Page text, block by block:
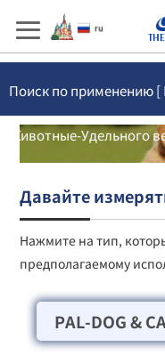
Поиск по применению
Животные-Удельного
Давайте
Нажмите на тип,
предполагаемому
PAL-DOG &